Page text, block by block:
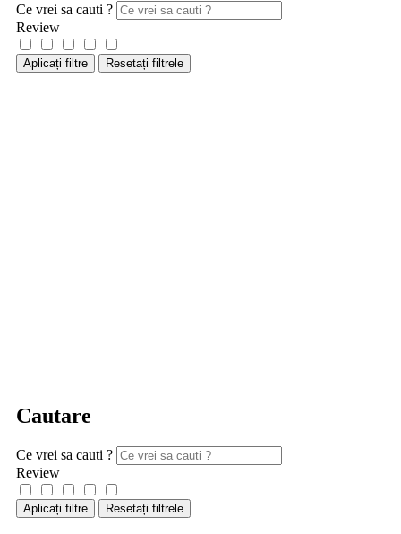
Ce vrei sa cauti ?
Review
Aplicați filtre Resetați filtrele
Cautare
Ce vrei sa cauti ?
Review
Aplicați filtre Resetați filtrele